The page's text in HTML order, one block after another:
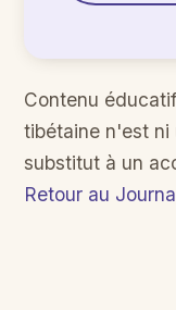
Contenu
tibétaine n'est ni
substitut à un
Retour au